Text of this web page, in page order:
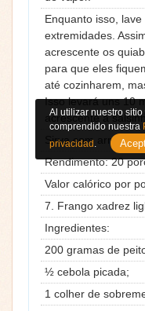
Enquanto isso,
extremidades.
acrescente os
para que eles
até cozinharem,
Isso levará uns 10
acrescente a
Sirva com arroz
Rendimento: 20
Valor calórico por
7. Frango xadrez
Ingredientes:
200 gramas de
½ cebola picada;
1 colher de
Al utilizar nuestro
comprendido nuestra
privacidad .